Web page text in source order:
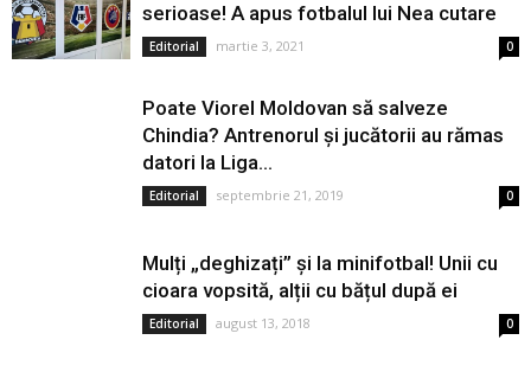
serioase! A apus fotbalul lui Nea cutare
Editorial martie 3, 2021 0
Poate Viorel Moldovan să salveze
Chindia? Antrenorul și jucătorii au rămas
datori la Liga...
Editorial septembrie 21, 2019 0
Mulți „deghizați” și la minifotbal! Unii cu
cioara vopsită, alții cu bățul după ei
Editorial august 13, 2018 0